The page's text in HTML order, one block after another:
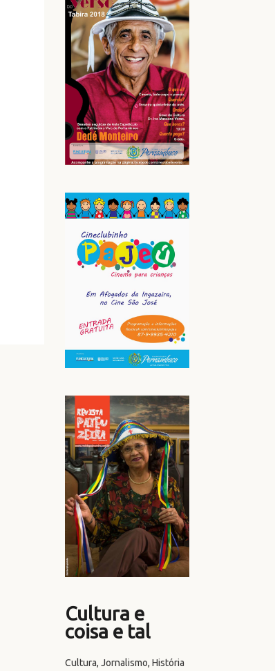
Cultura e
coisa e tal
Cultura, Jornalismo, História